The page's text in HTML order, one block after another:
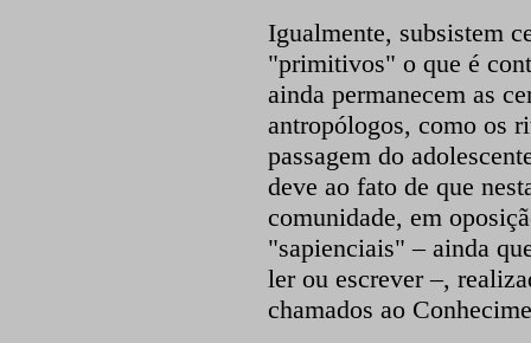
Igualmente, subsistem
"primitivos" o que é
ainda permanecem as
antropólogos, como os
passagem do
deve ao fato de que
comunidade, em
"sapienciais" – ainda
ler ou escrever –,
chamados ao